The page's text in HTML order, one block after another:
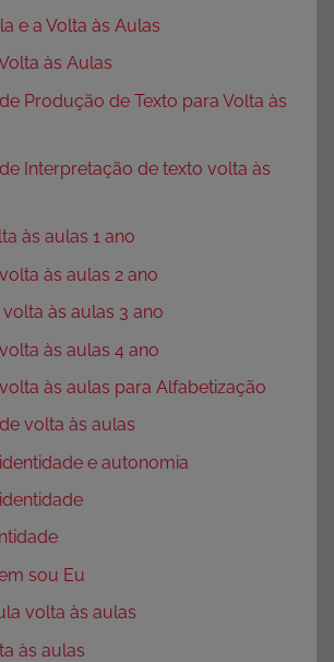
e a Volta às Aulas
às Aulas
Produção de Texto para Volta às
Interpretação de texto volta às
às aulas 1 ano
às aulas 2 ano
às aulas 3 ano
às aulas 4 ano
às aulas para Alfabetização
volta às aulas
e autonomia
sou Eu
volta às aulas
às aulas